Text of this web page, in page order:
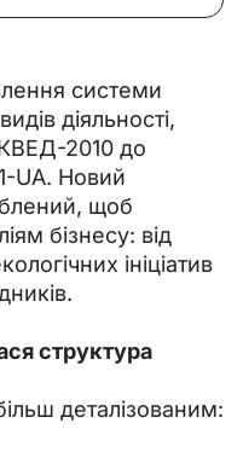
системи
діяльності,
2010 до
UA. Новий
щоб
бізнесу: від
ініціатив
структура
деталізованим: